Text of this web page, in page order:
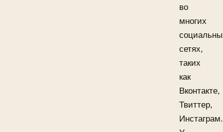
во
многих
сетях,
таких
как
Вконтакте,
Твиттер,
Инстаграм.